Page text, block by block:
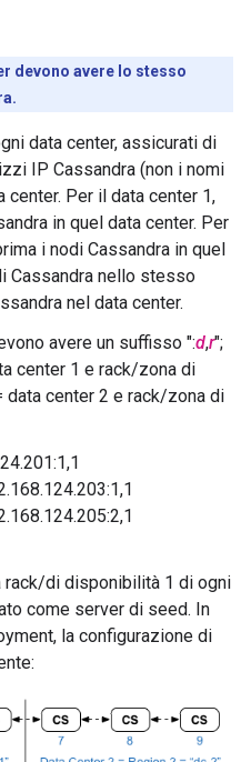
devono avere lo stesso
data center, assicurati di
IP Cassandra (non i nomi
center. Per il data center 1,
in quel data center. Per
i nodi Cassandra in quel
Cassandra nello stesso
nel data center.
avere un suffisso ":d,r";
center 1 e rack/zona di
data center 2 e rack/zona di
rack/di disponibilità 1 di ogni
come server di seed. In
la configurazione di